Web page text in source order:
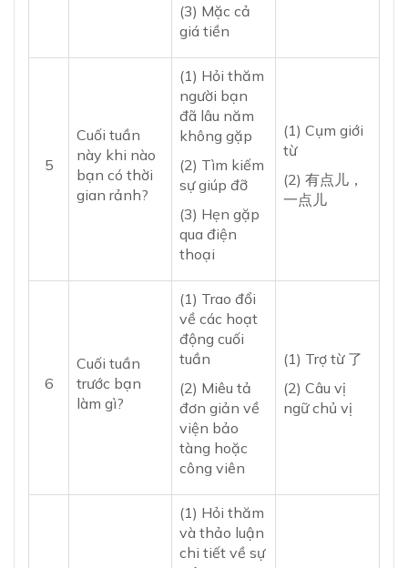
(3) Mặc cả
giá tiền
5
Cuối tuần
này khi nào
bạn có thời
gian rảnh?
(1) Hỏi thăm
người bạn
đã lâu năm
không gặp
(2) Tìm kiếm
sự giúp đỡ
(3) Hẹn gặp
qua điện
thoại
(1) Cụm giới
từ
(2) 有点儿，
一点儿
6
Cuối tuần
trước bạn
làm gì?
(1) Trao đổi
về các hoạt
động cuối
tuần
(2) Miêu tả
đơn giản về
viện bảo
tàng hoặc
công viên
(1) Trợ từ 了
(2) Câu vị
ngữ chủ vị
(1) Hỏi thăm
và thảo luận
chi tiết về sự